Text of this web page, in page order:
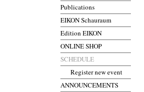
Publications
EIKON Schauraum
Edition EIKON
ONLINE SHOP
SCHEDULE
Register new event
ANNOUNCEMENTS